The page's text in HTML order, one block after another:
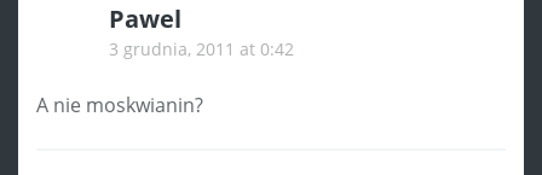
Pawel
3 grudnia, 2011 at 0:42
A nie moskwianin?